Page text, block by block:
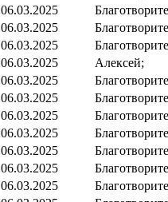
06.03.2025
06.03.2025
06.03.2025
06.03.2025
Алексей;
06.03.2025
06.03.2025
06.03.2025
06.03.2025
06.03.2025
06.03.2025
06.03.2025